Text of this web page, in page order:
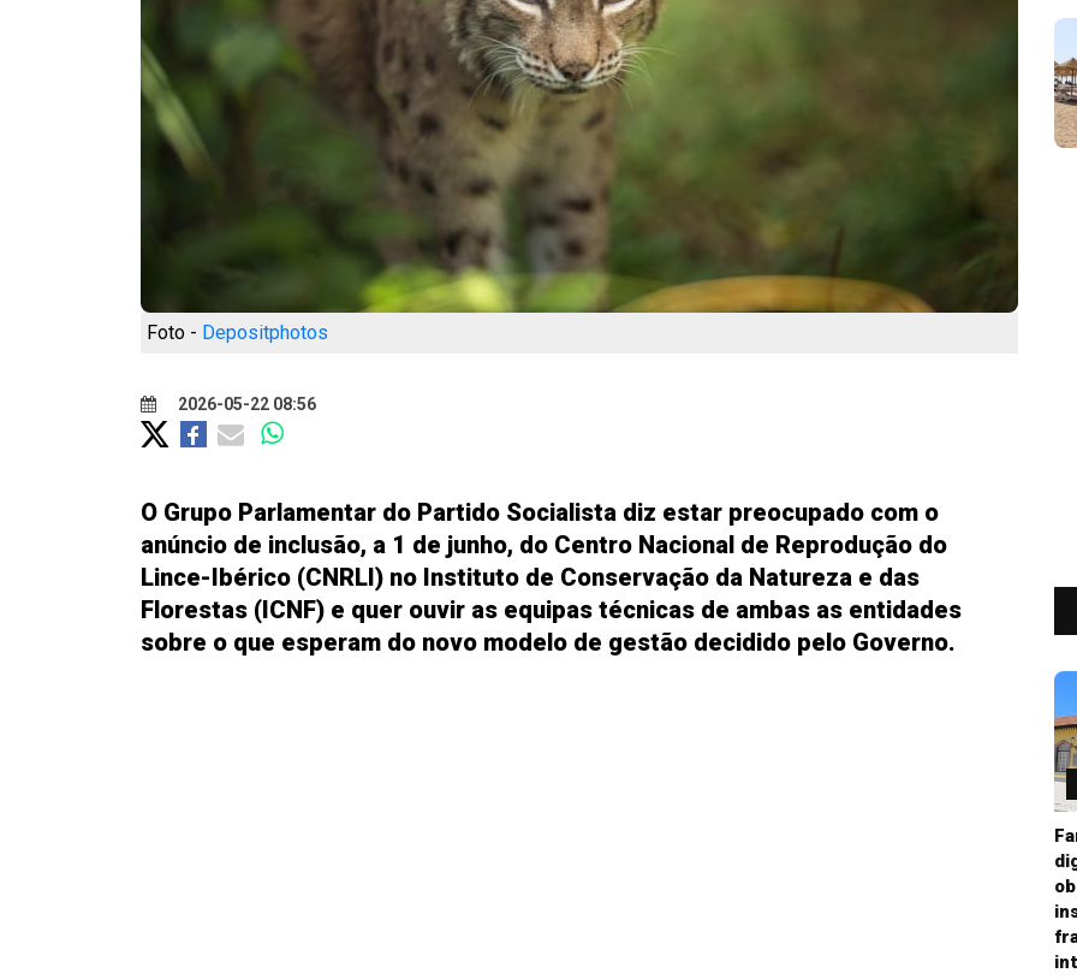
Foto - Depositphotos
2026-05-22 08:56
O Grupo Parlamentar do Partido Socialista diz estar preocupado com o
anúncio de inclusão, a 1 de junho, do Centro Nacional de Reprodução do
Lince-Ibérico (CNRLI) no Instituto de Conservação da Natureza e das
Florestas (ICNF) e quer ouvir as equipas técnicas de ambas as entidades
sobre o que esperam do novo modelo de gestão decidido pelo Governo.